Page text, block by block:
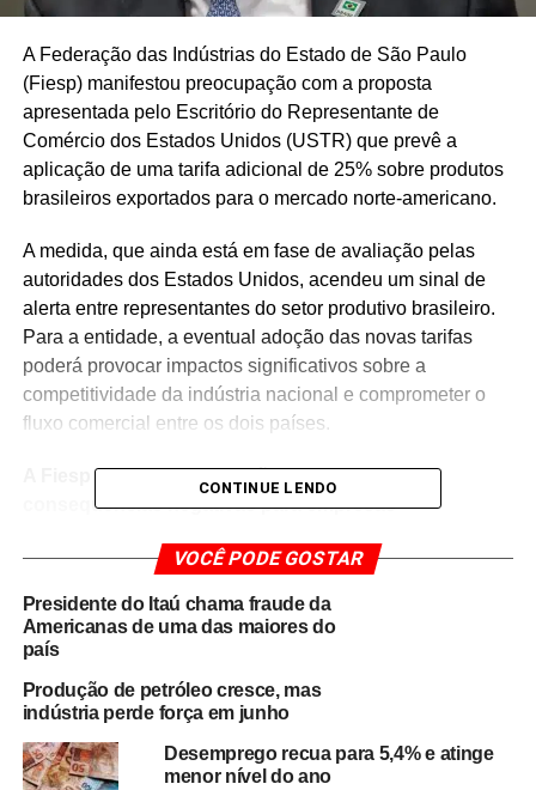
A Federação das Indústrias do Estado de São Paulo
(Fiesp) manifestou preocupação com a proposta
apresentada pelo Escritório do Representante de
Comércio dos Estados Unidos (USTR) que prevê a
aplicação de uma tarifa adicional de 25% sobre produtos
brasileiros exportados para o mercado norte-americano.
A medida, que ainda está em fase de avaliação pelas
autoridades dos Estados Unidos, acendeu um sinal de
alerta entre representantes do setor produtivo brasileiro.
Para a entidade, a eventual adoção das novas tarifas
poderá provocar impactos significativos sobre a
competitividade da indústria nacional e comprometer o
fluxo comercial entre os dois países.
A Fiesp avalia que a taxação pode gerar
consequências negativas para empresas
empregos e a presença de produtos brasileiros em
um dos mercados mais importantes do mundo.
Estados Unidos figuram entre os principais parceiros
comerciais do Brasil, absorvendo uma parcela relevante
da produção industrial nacional.
Em posicionamento oficial, o presidente da entidade,
Paulo Skaf, destacou a importância das negociações
CONTINUE LENDO
VOCÊ PODE GOSTAR
Presidente do Itaú chama fraude da
Americanas de uma das maiores do
país
Produção de petróleo cresce, mas
indústria perde força em junho
Desemprego recua para 5,4% e atinge
menor nível do ano